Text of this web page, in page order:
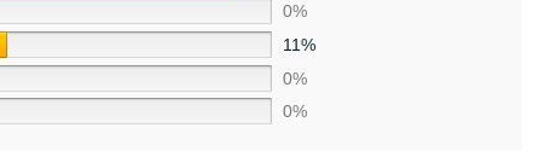
0%
11%
0%
0%